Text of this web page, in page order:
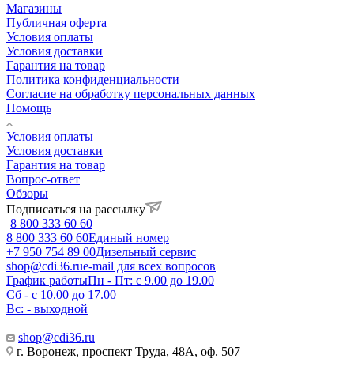
Магазины
Публичная оферта
Условия оплаты
Условия доставки
Гарантия на товар
Политика конфиденциальности
Согласие на обработку персональных данных
Помощь
Условия оплаты
Условия доставки
Гарантия на товар
Вопрос-ответ
Обзоры
Подписаться на рассылку
8 800 333 60 60
8 800 333 60 60Единый номер
+7 950 754 89 00Дизельный сервис
shop@cdi36.rue-mail для всех вопросов
График работыПн - Пт: с 9.00 до 19.00
Сб - с 10.00 до 17.00
Вс: - выходной
shop@cdi36.ru
г. Воронеж, проспект Труда, 48А, оф. 507